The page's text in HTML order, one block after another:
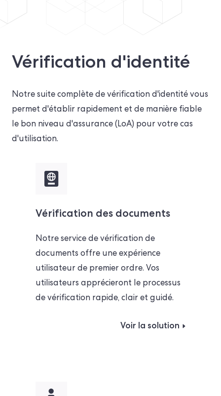
Vérification d'identité
Notre suite complète de vérification d'identité vous
permet d'établir rapidement et de manière fiable
le bon niveau d'assurance (LoA) pour votre cas
d'utilisation.
Vérification des documents
Notre service de vérification de
documents offre une expérience
utilisateur de premier ordre. Vos
utilisateurs apprécieront le processus
de vérification rapide, clair et guidé.
Voir la solution